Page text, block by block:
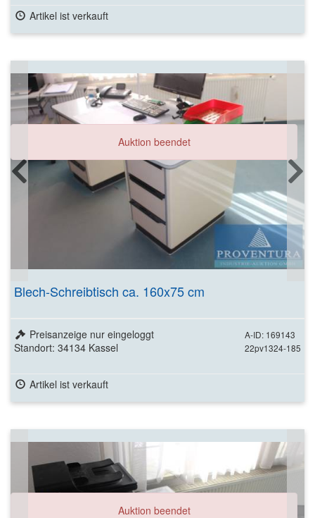
Artikel ist verkauft
Auktion beendet
Blech-Schreibtisch ca. 160x75 cm
A-ID: 169143
22pv1324-185
Preisanzeige nur eingeloggt
Standort: 34134 Kassel
Artikel ist verkauft
Auktion beendet